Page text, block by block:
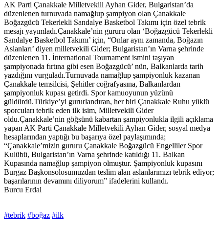
AK Parti Çanakkale Milletvekili Ayhan Gider, Bulgaristan’da
düzenlenen turnuvada namağlup şampiyon olan Çanakkale
Boğazgücü Tekerlekli Sandalye Basketbol Takımı için özel tebrik
mesajı yayımladı.Çanakkale’nin gururu olan ‘Boğazgücü Tekerlekli
Sandalye Basketbol Takımı’ için, “Onlar aynı zamanda, Boğazın
Aslanları’ diyen milletvekili Gider; Bulgaristan’ın Varna şehrinde
düzenlenen 11. İnternational Tournament ismini taşıyan
şampiyonada fırtına gibi esen Boğazgücü’ nün, Balkanlarda tarih
yazdığını vurguladı.Turnuvada namağlup şampiyonluk kazanan
Çanakkale temsilcisi, Şehitler coğrafyasına, Balkanlardan
şampiyonluk kupası getirdi. Spor kamuoyunun yüzünü
güldürdü.Türkiye’yi gururlandıran, her biri Çanakkale Ruhu yüklü
sporcuları tebrik eden ilk isim, Milletvekili Gider
oldu.Çanakkale’nin göğsünü kabartan şampiyonlukla ilgili açıklama
yapan AK Parti Çanakkale Milletvekili Ayhan Gider, sosyal medya
hesaplarından yaptığı bu başarıya özel paylaşımında;
“Çanakkale’mizin gururu Çanakkale Boğazgücü Engelliler Spor
Kulübü, Bulgaristan’ın Varna şehrinde katıldığı 11. Balkan
Kupasında namağlup şampiyon olmuştur. Şampiyonluk kupasını
Burgaz Başkonsolosumuzdan teslim alan aslanlarımızı tebrik ediyor;
başarılarının devamını diliyorum” ifadelerini kullandı.
Burcu Erdal
#tebrik #boğaz #ilk